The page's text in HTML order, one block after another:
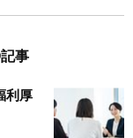
事
利厚